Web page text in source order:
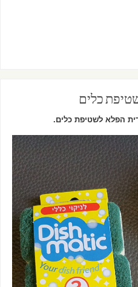
כלים
הפלא לשטיפת כלים.